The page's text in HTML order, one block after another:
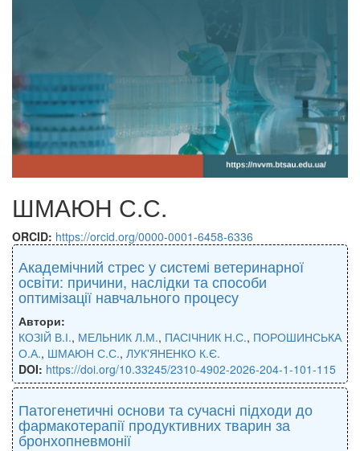
ШМАЮН С.С.
ORCID: https://orcid.org/0000-0001-6458-6336
Академічний стрес у системі ветеринарної
освіти: причини, наслідки та способи
оптимізації навчального процесу
Автори:
КОЗІЙ В.І., МЕЛЬНИК Л.М., ПАСІЧНИК Н.С., ПОРОШИНСЬКА
О.А., ШМАЮН С.С., ЛУК'ЯНЕНКО К.Є.
DOI: https://doi.org/10.33245/2310-4902-2026-204-1-101-115
Патогенетичні основи та сучасні підходи до
фармакотерапії продуктивних тварин за
бронхопневмонії